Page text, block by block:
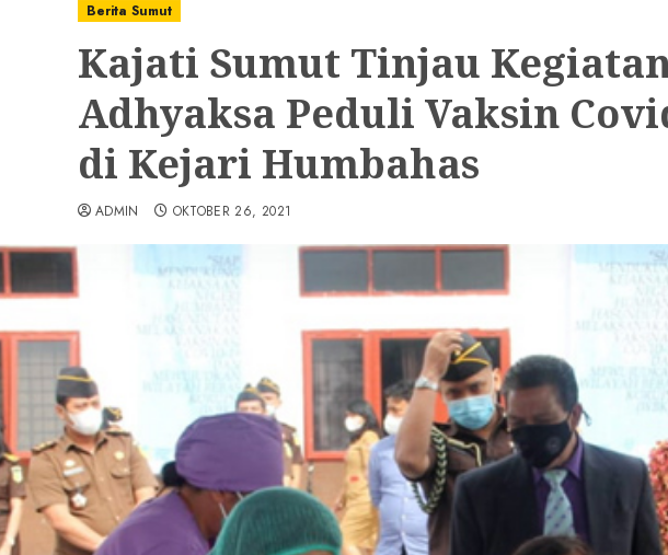
Berita Sumut
Kajati Sumut Tinjau
Adhyaksa Peduli Vaksin
di Kejari Humbahas
ADMIN OKTOBER 26, 2021